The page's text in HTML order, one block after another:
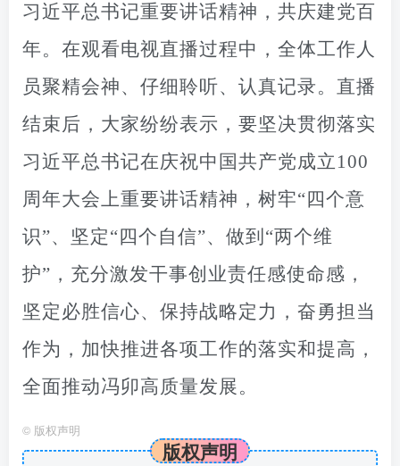
习近平总书记重要讲话精神，共庆建党百
年。在观看电视直播过程中，全体工作人
员聚精会神、仔细聆听、认真记录。直播
结束后，大家纷纷表示，要坚决贯彻落实
习近平总书记在庆祝中国共产党成立100
周年大会上重要讲话精神，树牢“四个意
识”、坚定“四个自信”、做到“两个维
护”，充分激发干事创业责任感使命感，
坚定必胜信心、保持战略定力，奋勇担当
作为 ， 加快推进各项工作的落实和提高，
全面推动冯卯高质量发展。
© 版权声明
版权声明